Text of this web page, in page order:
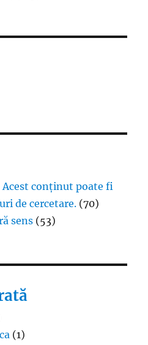
Acest conținut poate fi
de cercetare. (70)
sens (53)
(1)